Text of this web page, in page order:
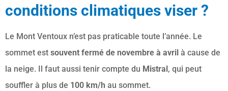
conditions climatiques viser ?
Le Mont Ventoux n’est pas praticable toute l’année. Le
sommet est souvent fermé de novembre à avrilà cause de
la neige. Il faut aussi tenir compte du Mistral, qui peut
souffler à plus de 100 km/h au sommet.